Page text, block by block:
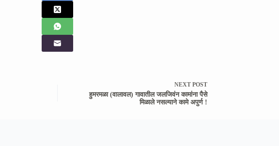
NEXTPOST
हुमरमळा (वालावल) गावातील जलजिवंन कामांना पैसे
मिळाले नसल्याने कामे अपुर्ण !